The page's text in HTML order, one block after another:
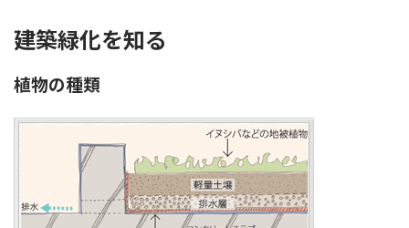
建築緑化を知る
植物の種類